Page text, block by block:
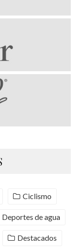
Ciclismo
Deportes de agua
Destacados